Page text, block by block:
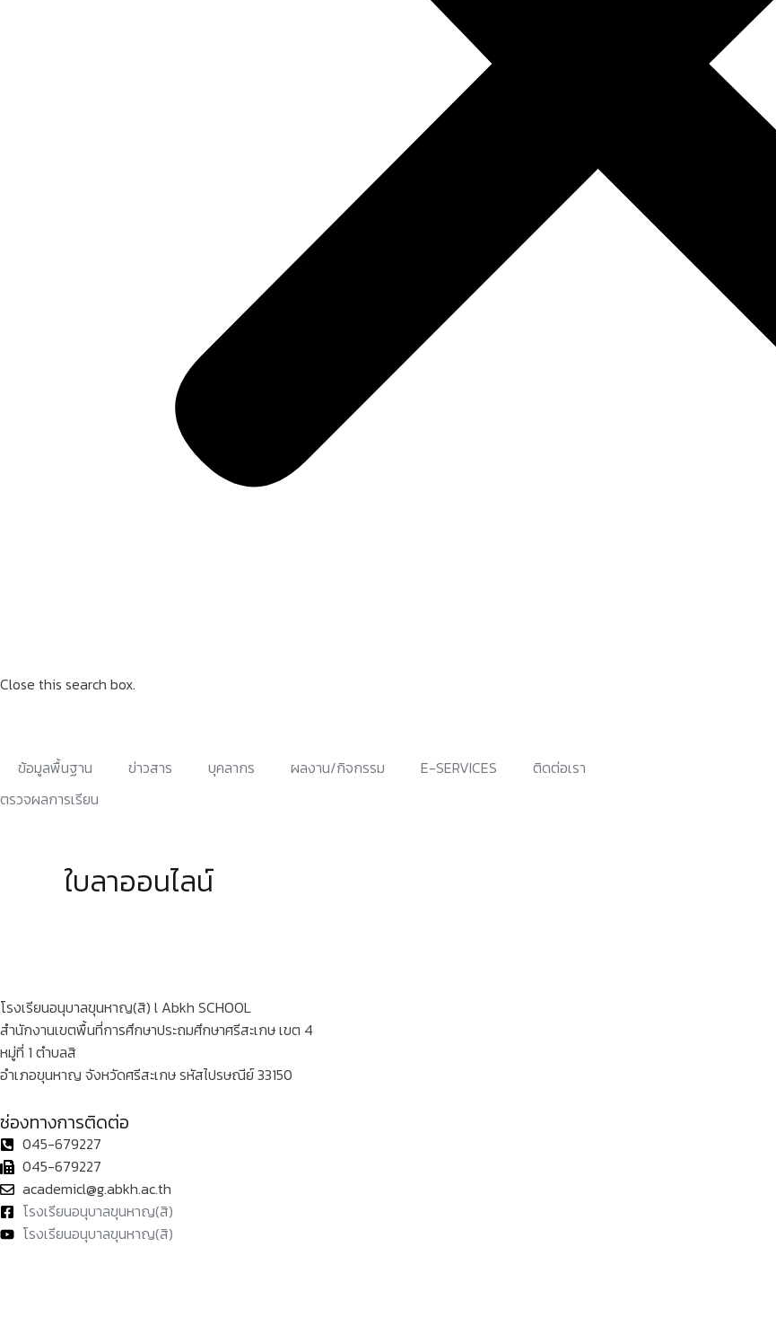
Close this search box.
ข้อมูลพื้นฐาน ข่าวสาร บุคลากร ผลงาน/กิจกรรม E-SERVICES
ติดต่อเรา
ตรวจผลการเรียน
ใบลาออนไลน์
โรงเรียนอนุบาลขุนหาญ(สิ) l Abkh SCHOOL
สำนักงานเขตพื้นที่การศึกษาประถมศึกษาศรีสะเกษ เขต 4
หมู่ที่ 1 ตำบลสิ
อำเภอขุนหาญ จังหวัดศรีสะเกษ รหัสไปรษณีย์ 33150
ช่องทางการติดต่อ
045-679227
045-679227
academicl@g.abkh.ac.th
โรงเรียนอนุบาลขุนหาญ(สิ)
โรงเรียนอนุบาลขุนหาญ(สิ)